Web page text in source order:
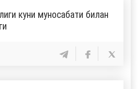
куни муносабати билан